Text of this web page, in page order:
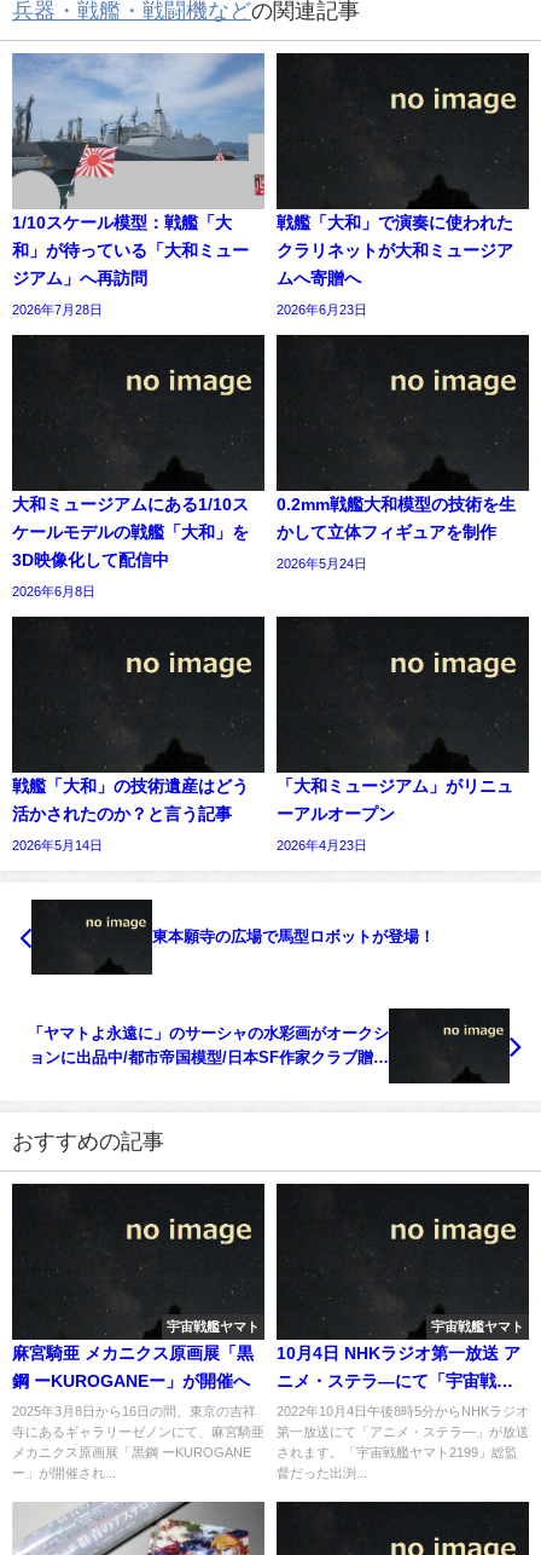
兵器・戦艦・戦闘機などの関連記事
1/10スケール模型：戦艦「大
和」が待っている「大和ミュー
ジアム」へ再訪問
2026年7月28日
戦艦「大和」で演奏に使われた
クラリネットが大和ミュージア
ムへ寄贈へ
2026年6月23日
大和ミュージアムにある1/10ス
ケールモデルの戦艦「大和」を
3D映像化して配信中
2026年6月8日
0.2mm戦艦大和模型の技術を生
かして立体フィギュアを制作
2026年5月24日
戦艦「大和」の技術遺産はどう
活かされたのか？と言う記事
2026年5月14日
「大和ミュージアム」がリニュ
ーアルオープン
2026年4月23日
東本願寺の広場で馬型ロボットが登場！
「ヤマトよ永遠に」のサーシャの水彩画がオークシ
ョンに出品中/都市帝国模型/日本SF作家クラブ贈賞
おすすめの記事
宇宙戦艦ヤマト
麻宮騎亜 メカニクス原画展「黒
鋼 ーKUROGANEー」が開催へ
2025年3月8日から16日の間、東京の吉祥
寺にあるギャラリーゼノンにて、麻宮騎亜
メカニクス原画展「黒鋼 ーKUROGANE
ー」が開催され...
宇宙戦艦ヤマト
10月4日 NHKラジオ第一放送 ア
ニメ・ステラ―にて「宇宙戦艦
ヤマト2199」総監督：出渕裕氏
出演
2022年10月4日午後8時5分からNHKラジオ
第一放送にて「アニメ・ステラ―」が放送
されます。「宇宙戦艦ヤマト2199」総監
督だった出渕...